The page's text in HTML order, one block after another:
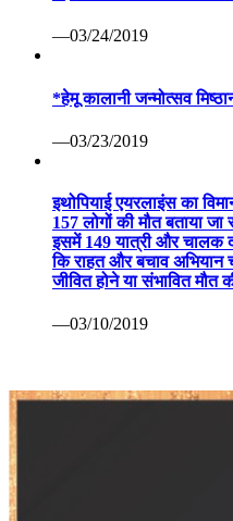
—03/24/2019
*हेमू कालानी जन्मोत्सव
—03/23/2019
इथोपियाई एयरलाइंस का
157 लोगों की मौत बताया जा
इसमें 149 यात्री और
कि राहत और बचाव अभियान
जीवित होने या संभावित मौत
—03/10/2019